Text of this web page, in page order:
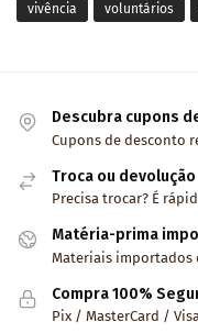
vivência voluntários
Descubra cupons
Cupons de desconto
Troca ou devolução
Precisa trocar? É
Matéria-prima
Materiais importados
Compra 100%
Pix / MasterCard /